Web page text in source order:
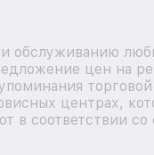
обслуживанию
цен на
центрах,
в соответствии